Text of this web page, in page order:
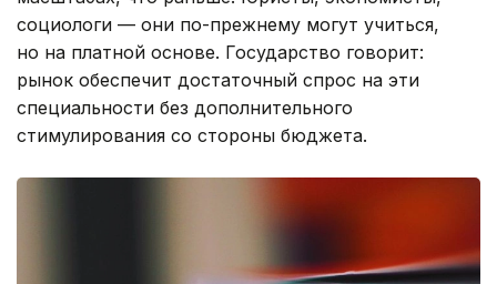
социологи — они по-прежнему могут учиться,
но на платной основе. Государство говорит:
рынок обеспечит достаточный спрос на эти
специальности без дополнительного
стимулирования со стороны бюджета.